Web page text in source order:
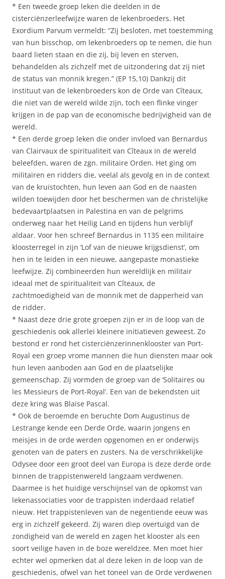
* Een tweede groep leken die deelden in de
cisterciënzerleefwijze waren de lekenbroeders. Het
Exordium Parvum vermeldt: “Zij besloten, met toestemming
van hun bisschop, om lekenbroeders op te nemen, die hun
baard lieten staan en die zij, bij leven en sterven,
behandelden als zichzelf met de uitzondering dat zij niet
de status van monnik kregen.” (EP 15,10) Dankzij dit
instituut van de lekenbroeders kon de Orde van Cîteaux,
die niet van de wereld wilde zijn, toch een flinke vinger
krijgen in de pap van de economische bedrijvigheid van de
wereld.
* Een derde groep leken die onder invloed van Bernardus
van Clairvaux de spiritualiteit van Cîteaux in de wereld
beleefden, waren de zgn. militaire Orden. Het ging om
militairen en ridders die, veelal als gevolg en in de context
van de kruistochten, hun leven aan God en de naasten
wilden toewijden door het beschermen van de christelijke
bedevaartplaatsen in Palestina en van de pelgrims
onderweg naar het Heilig Land en tijdens hun verblijf
aldaar. Voor hen schreef Bernardus in 1135 een militaire
kloosterregel in zijn ‘Lof van de nieuwe krijgsdienst’, om
hen in te leiden in een nieuwe, aangepaste monastieke
leefwijze. Zij combineerden hun wereldlijk en militair
ideaal met de spiritualiteit van Cîteaux, de
zachtmoedigheid van de monnik met de dapperheid van
de ridder.
* Naast deze drie grote groepen zijn er in de loop van de
geschiedenis ook allerlei kleinere initiatieven geweest. Zo
bestond er rond het cisterciënzerinnenklooster van Port-
Royal een groep vrome mannen die hun diensten maar ook
hun leven aanboden aan God en de plaatselijke
gemeenschap. Zij vormden de groep van de ‘Solitaires ou
les Messieurs de Port-Royal’. Een van de bekendsten uit
deze kring was Blaise Pascal.
* Ook de beroemde en beruchte Dom Augustinus de
Lestrange kende een Derde Orde, waarin jongens en
meisjes in de orde werden opgenomen en er onderwijs
genoten van de paters en zusters. Na de verschrikkelijke
Odysee door een groot deel van Europa is deze derde orde
binnen de trappistenwereld langzaam verdwenen.
Daarmee is het huidige verschijnsel van de opkomst van
lekenassociaties voor de trappisten inderdaad relatief
nieuw. Het trappistenleven van de negentiende eeuw was
erg in zichzelf gekeerd. Zij waren diep overtuigd van de
zondigheid van de wereld en zagen het klooster als een
soort veilige haven in de boze wereldzee. Men moet hier
echter wel opmerken dat al deze leken in de loop van de
geschiedenis, ofwel van het toneel van de Orde verdwenen